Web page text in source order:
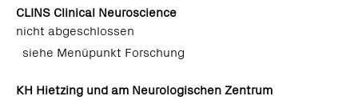
CLINS Clinical Neuroscience
nicht abgeschlossen
siehe Menüpunkt Forschung
KH Hietzing und am Neurologischen Zentrum